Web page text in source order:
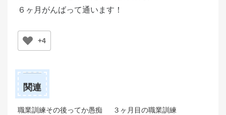
６ヶ月がんばって通います！
+4
関連
職業訓練その後ってか愚痴
３ヶ月目の職業訓練